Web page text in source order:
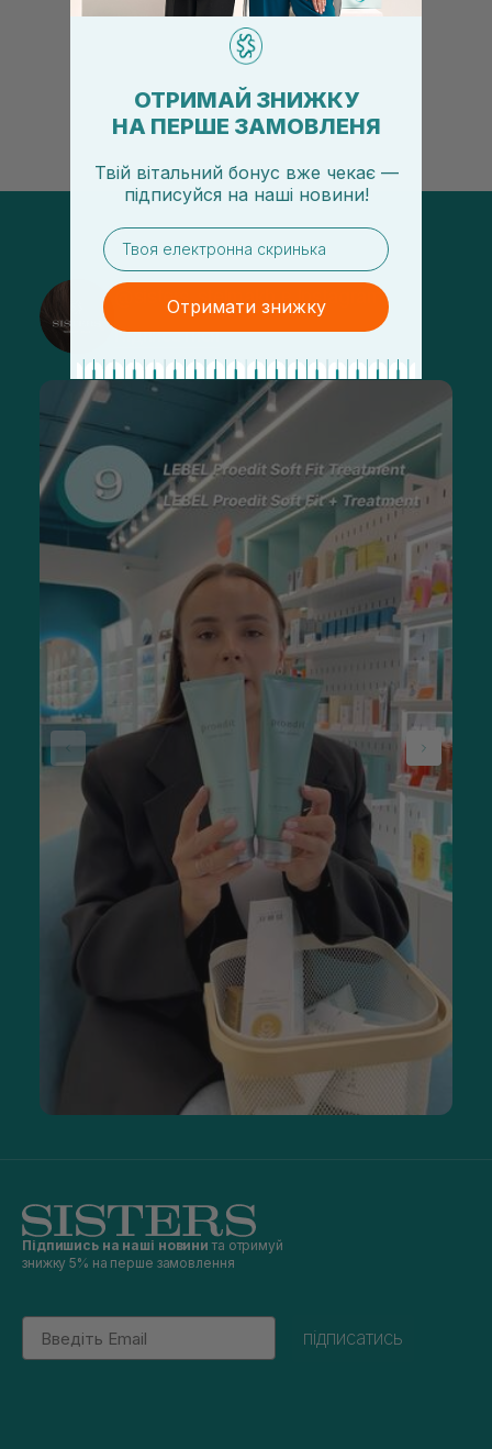
@sisters_stelmakh в Instagram
Підписатися
Підпишись на наші новини та отримуй
знижку 5% на перше замовлення
Email
підписатись
ОТРИМАЙ ЗНИЖКУ
НА ПЕРШЕ ЗАМОВЛЕНЯ
Твій вітальний бонус вже чекає —
підписуйся на наші новини!
email
Отримати знижку